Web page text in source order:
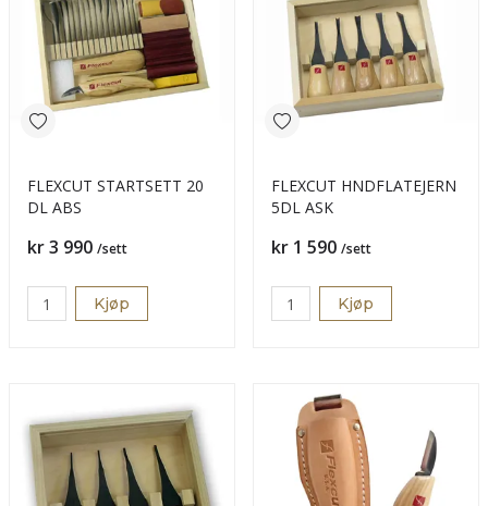
FLEXCUT STARTSETT 20
DL ABS
Pris
kr 3 990 /sett
Kjøp
FLEXCUT HNDFLATEJERN
5DL ASK
Pris
kr 1 590 /sett
Kjøp